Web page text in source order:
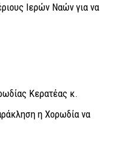
Ιερών Ναών για να
Κερατέας κ.
η Χορωδία να